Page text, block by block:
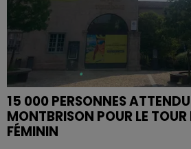
15 000 PERSONNES
MONTBRISON POUR LE TOUR
FÉMININ